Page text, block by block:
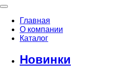
Главная
О компании
Каталог
Новинки